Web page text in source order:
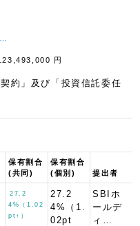
円
約」及び「投資信託委任
保有割合
(共同)
保有割合
(個別)
提出者
27.2
4%（1.02
pt↑）
27.2
4%（1.
02pt
SBIホ
ールデ
ィ…